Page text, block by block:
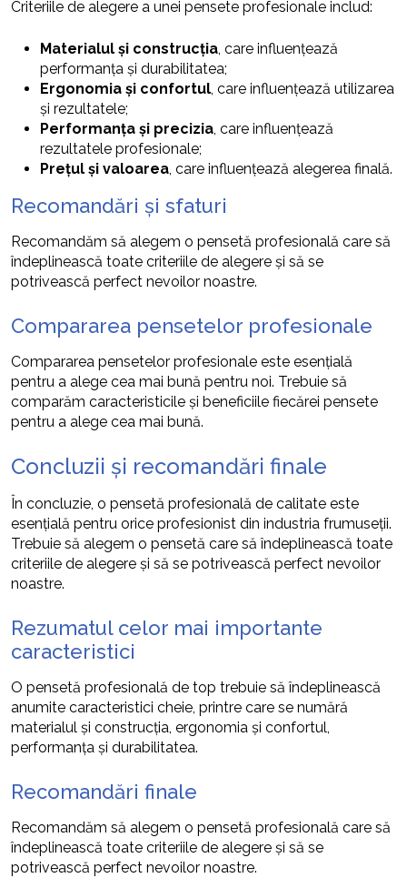
Criteriile de alegere a unei pensete profesionale includ:
Materialul și construcția, care influențează
performanța și durabilitatea;
Ergonomia și confortul, care influențează utilizarea
și rezultatele;
Performanța și precizia, care influențează
rezultatele profesionale;
Prețul și valoarea, care influențează alegerea finală.
Recomandări și sfaturi
Recomandăm să alegem o pensetă profesională care să
îndeplinească toate criteriile de alegere și să se
potrivească perfect nevoilor noastre.
Compararea pensetelor profesionale
Compararea pensetelor profesionale este esențială
pentru a alege cea mai bună pentru noi. Trebuie să
comparăm caracteristicile și beneficiile fiecărei pensete
pentru a alege cea mai bună.
Concluzii și recomandări finale
În concluzie, o pensetă profesională de calitate este
esențială pentru orice profesionist din industria frumuseții.
Trebuie să alegem o pensetă care să îndeplinească toate
criteriile de alegere și să se potrivească perfect nevoilor
noastre.
Rezumatul celor mai importante
caracteristici
O pensetă profesională de top trebuie să îndeplinească
anumite caracteristici cheie, printre care se numără
materialul și construcția, ergonomia și confortul,
performanța și durabilitatea.
Recomandări finale
Recomandăm să alegem o pensetă profesională care să
îndeplinească toate criteriile de alegere și să se
potrivească perfect nevoilor noastre.